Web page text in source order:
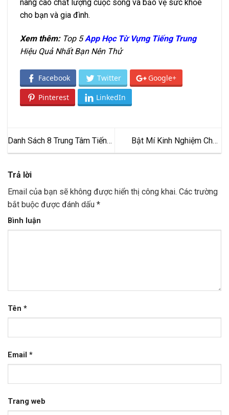
nâng cao chất lượng cuộc sống và bảo vệ sức khỏe
cho bạn và gia đình.
Xem thêm:Top 5App Học Từ Vựng Tiếng Trung
Hiệu Quả Nhất Bạn Nên Thử
Facebook Twitter Google+
Pinterest LinkedIn
Danh Sách 8 Trung Tâm Tiếng
Anh Giao Tiếp TPHCM Tốt
Bật Mí Kinh Nghiệm Chọn
Gạch Lát Nền Phù Hợp
Trả lời
Email của bạn sẽ không được hiển thị công khai. Các trường
bắt buộc được đánh dấu *
Bình luận
Tên *
Email *
Trang web